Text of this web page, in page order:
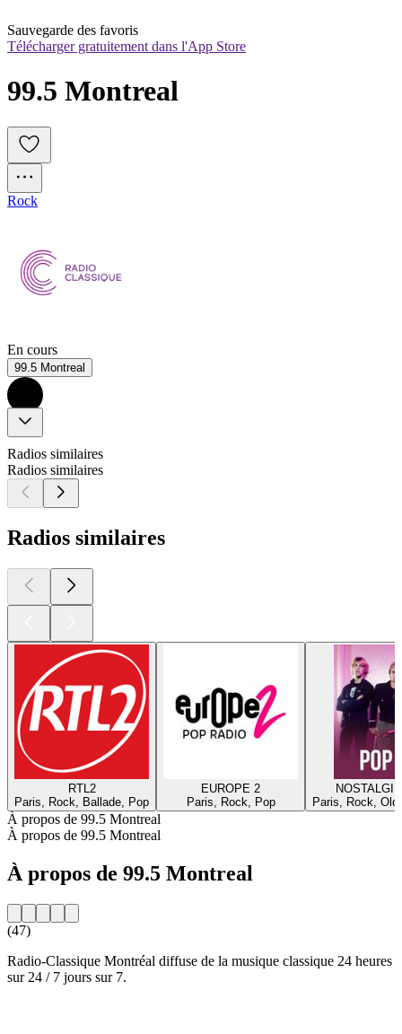
Sauvegarde des favoris
Télécharger gratuitement dans l'App Store
99.5 Montreal
Rock
En cours
99.5 Montreal
Radios similaires
Radios similaires
Radios similaires
RTL2
Paris, Rock, Ballade, Pop
EUROPE 2
Paris, Rock, Pop
Paris, Rock,
À propos de 99.5 Montreal
À propos de 99.5 Montreal
À propos de 99.5 Montreal
(47)
Radio-Classique Montréal diffuse de la musique classique 24 heures
sur 24 / 7 jours sur 7.